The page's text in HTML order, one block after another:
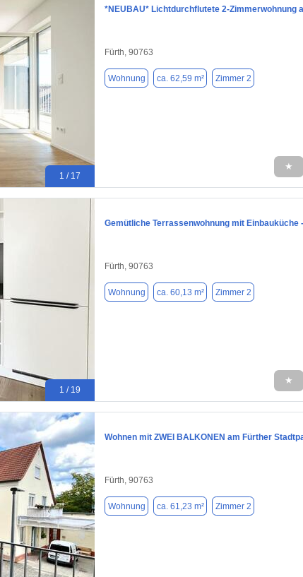
1 / 17
*NEUBAU* Lichtdurchflutete 2-Zimmerwohnung
Fürth, 90763
Wohnung ca. 62,59 m² Zimmer 2
★
1 / 19
Gemütliche Terrassenwohnung mit Einbauküche
Fürth, 90763
Wohnung ca. 60,13 m² Zimmer 2
★
Wohnen mit ZWEI BALKONEN am Fürther
Fürth, 90763
Wohnung ca. 61,23 m² Zimmer 2